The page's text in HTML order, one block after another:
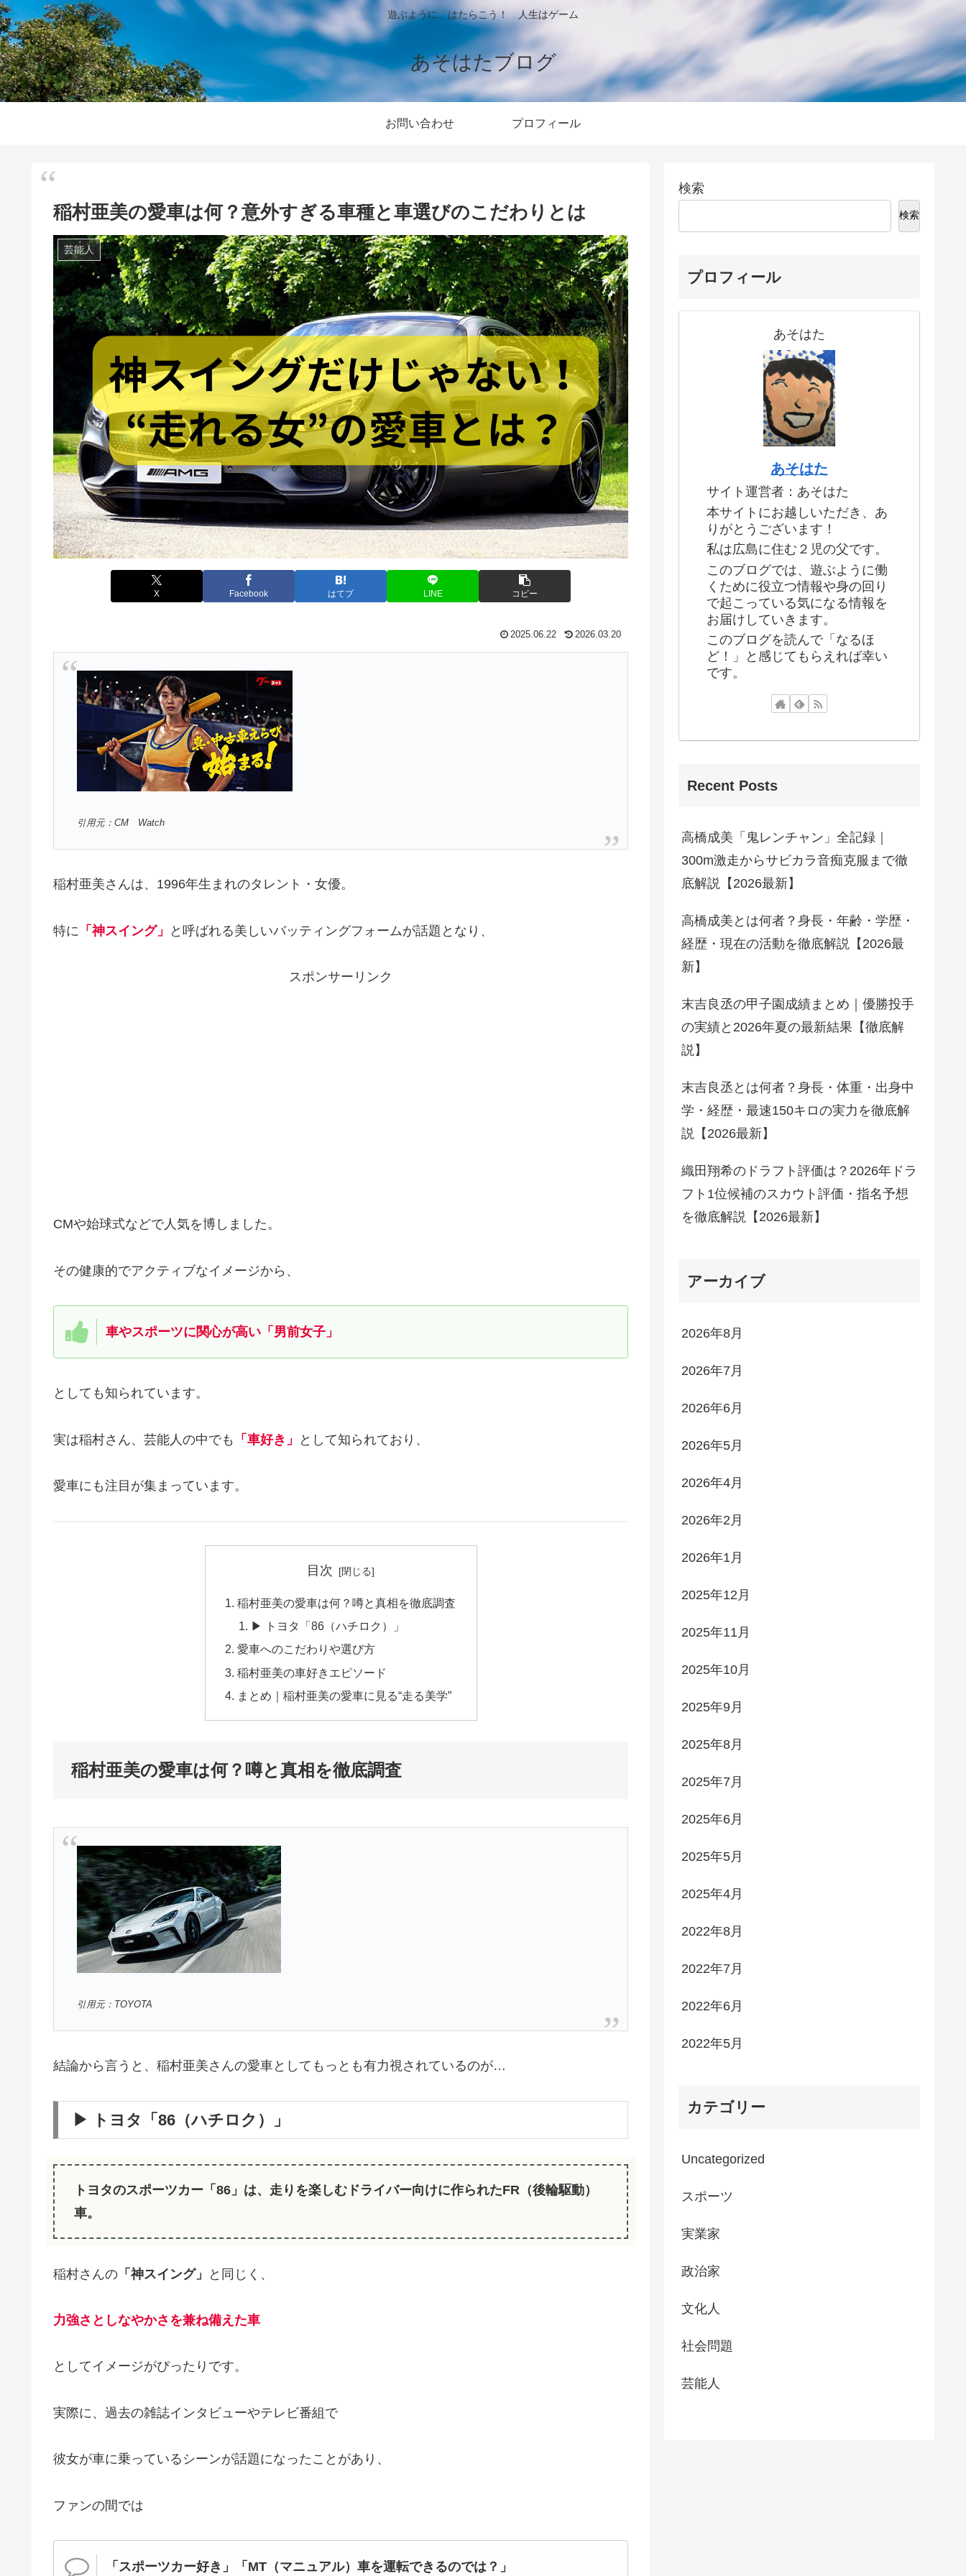
遊ぶように、はたらこう！ 人生はゲーム
あそはたブログ
お問い合わせ プロフィール
稲村亜美の愛車は何？意外すぎる車種と車選びのこだわりとは
芸能人
X Facebook はてブ LINE コピー
2025.06.22 2026.03.20
引用元：CM Watch
稲村亜美さんは、1996年生まれのタレント・女優。
特に 「神スイング」 と呼ばれる美しいバッティングフォームが話題となり、
スポンサーリンク
CMや始球式などで人気を博しました。
その健康的でアクティブなイメージから、
車やスポーツに関心が高い「男前女子」
としても知られています。
実は稲村さん、芸能人の中でも 「車好き」 として知られており、
愛車にも注目が集まっています。
目次
稲村亜美の愛車は何？噂と真相を徹底調査
▶ トヨタ「86（ハチロク）」
愛車へのこだわりや選び方
稲村亜美の車好きエピソード
まとめ｜稲村亜美の愛車に見る“走る美学”
稲村亜美の愛車は何？噂と真相を徹底調査
引用元：TOYOTA
結論から言うと、稲村亜美さんの愛車としてもっとも有力視されているのが…
▶ トヨタ「86（ハチロク）」
トヨタのスポーツカー「86」は、走りを楽しむドライバー向けに作られたFR（後輪駆動）
車。
稲村さんの 「神スイング」 と同じく、
力強さとしなやかさを兼ね備えた車
としてイメージがぴったりです。
実際に、過去の雑誌インタビューやテレビ番組で
彼女が車に乗っているシーンが話題になったことがあり、
ファンの間では
「スポーツカー好き」「MT（マニュアル）車を運転できるのでは？」
検索
検索
プロフィール
あそはた
あそはた
サイト運営者：あそはた
本サイトにお越しいただき、あ
りがとうございます！
私は広島に住む２児の父です。
このブログでは、遊ぶように働
くために役立つ情報や身の回り
で起こっている気になる情報を
お届けしていきます。
このブログを読んで「なるほ
ど！」と感じてもらえれば幸い
です。
Recent Posts
高橋成美「鬼レンチャン」全記録｜
300m激走からサビカラ音痴克服まで徹
底解説【2026最新】
高橋成美とは何者？身長・年齢・学歴・
経歴・現在の活動を徹底解説【2026最
新】
末吉良丞の甲子園成績まとめ｜優勝投手
の実績と2026年夏の最新結果【徹底解
説】
末吉良丞とは何者？身長・体重・出身中
学・経歴・最速150キロの実力を徹底解
説【2026最新】
織田翔希のドラフト評価は？2026年ドラ
フト1位候補のスカウト評価・指名予想
を徹底解説【2026最新】
アーカイブ
2026年8月
2026年7月
2026年6月
2026年5月
2026年4月
2026年2月
2026年1月
2025年12月
2025年11月
2025年10月
2025年9月
2025年8月
2025年7月
2025年6月
2025年5月
2025年4月
2022年8月
2022年7月
2022年6月
2022年5月
カテゴリー
Uncategorized
スポーツ
実業家
政治家
文化人
社会問題
芸能人